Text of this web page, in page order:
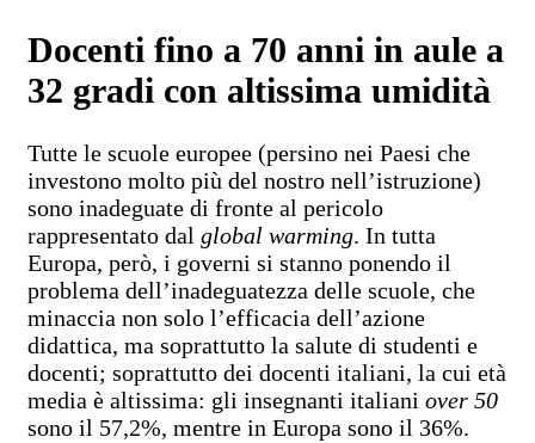
Docenti fino a 70 anni in aule a
32 gradi con altissima umidità
Tutte le scuole europee (persino nei Paesi che
investono molto più del nostro nell’istruzione)
sono inadeguate di fronte al pericolo
rappresentato dal global warming. In tutta
Europa, però, i governi si stanno ponendo il
problema dell’inadeguatezza delle scuole, che
minaccia non solo l’efficacia dell’azione
didattica, ma soprattutto la salute di studenti e
docenti; soprattutto dei docenti italiani, la cui età
media è altissima: gli insegnanti italiani over 50
sono il 57,2%, mentre in Europa sono il 36%.